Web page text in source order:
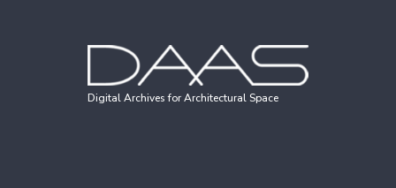
Digital Archives for Architectural Space